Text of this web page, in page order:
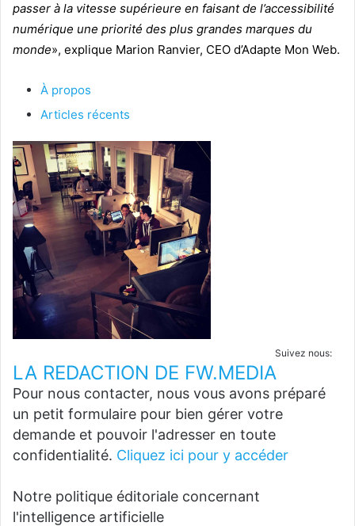
passer à la vitesse supérieure en faisant de l’accessibilité
numérique une priorité des plus grandes marques du
monde», explique Marion Ranvier, CEO d’Adapte Mon Web.
À propos
Articles récents
Suivez nous:
LA REDACTION DE FW.MEDIA
Pour nous contacter, nous vous avons préparé
un petit formulaire pour bien gérer votre
demande et pouvoir l'adresser en toute
confidentialité. Cliquez ici pour y accéder
Notre politique éditoriale concernant
l'intelligence artificielle